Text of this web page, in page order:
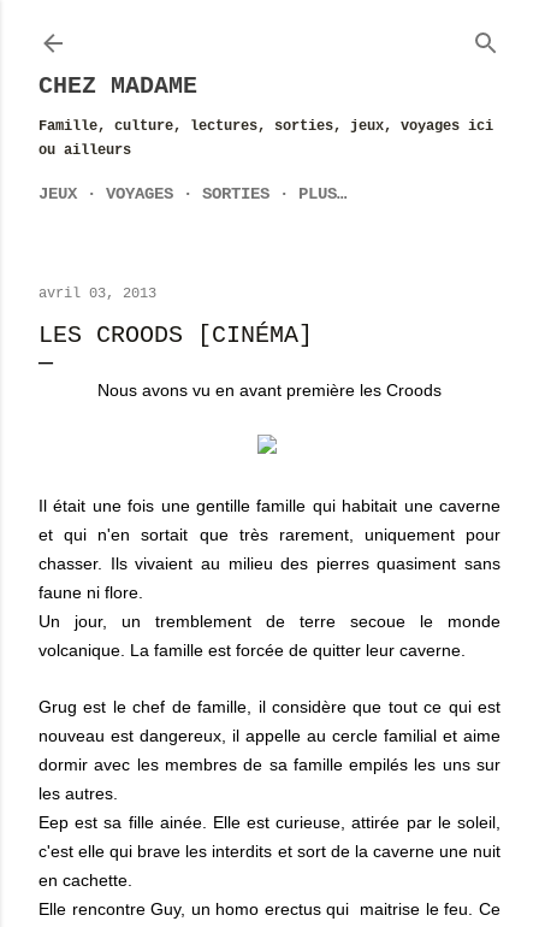
CHEZ MADAME
Famille, culture, lectures, sorties, jeux, voyages ici
ou ailleurs
JEUX VOYAGES SORTIES PLUS…
avril 03, 2013
LES CROODS [CINÉMA]
Nous avons vu en avant première les Croods
Il était une fois une gentille famille qui habitait une caverne
et qui n'en sortait que très rarement, uniquement pour
chasser. Ils vivaient au milieu des pierres quasiment sans
faune ni flore.
Un jour, un tremblement de terre secoue le monde
volcanique. La famille est forcée de quitter leur caverne.
Grug est le chef de famille, il considère que tout ce qui est
nouveau est dangereux, il appelle au cercle familial et aime
dormir avec les membres de sa famille empilés les uns sur
les autres.
Eep est sa fille ainée. Elle est curieuse, attirée par le soleil,
c'est elle qui brave les interdits et sort de la caverne une nuit
en cachette.
Elle rencontre Guy, un homo erectus qui maitrise le feu. Ce